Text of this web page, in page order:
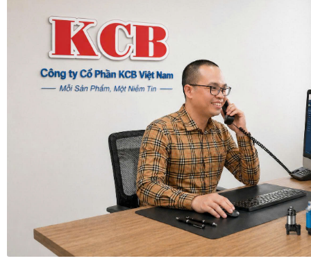
Bơm Nước Thải Tsurumi U
Bơm Nước Thải Tsurumi UT
Bơm Nước Biển Tsurumi TM
Bơm Nước Thải Tsurumi Nghiền Cắt Rác BN
Máy Bơm Nghiền Rác Tsurumi MG
Máy Bơm Chìm Tsurumi 1 Pha (220V)